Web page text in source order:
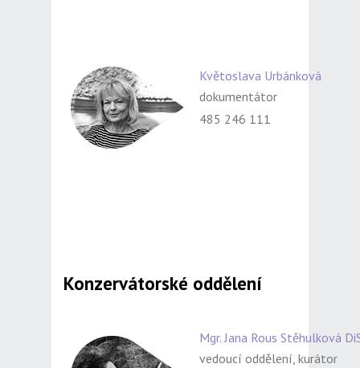
Květoslava Urbánková
dokumentátor
485 246 111
Konzervátorské oddělení
Mgr. Jana Rous Stěhulková
vedoucí oddělení, kurátor